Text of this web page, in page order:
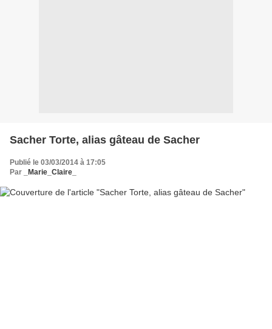
Sacher Torte, alias gâteau de Sacher
Publié le 03/03/2014 à 17:05
Par
_Marie_Claire_